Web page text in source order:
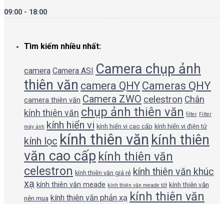
09:00 - 18:00
Tìm kiếm nhiều nhất:
camera Camera ASI
Camera chụp ảnh
thiên văn camera QHY Cameras QHY
camera thiên văn Camera ZWO celestron Chân
kính thiên văn chụp ảnh thiên văn filter Filter
máy ảnh kính hiển vi kính hiển vi cao cấp kính hiển vi điện tử
kính lọc kính thiên văn kính thiên
văn cao cấp kính thiên văn
celestron kính thiên văn giá rẻ kính thiên văn khúc
xạ kính thiên văn meade kính thiên văn meade tốt kính thiên văn
nên mua kính thiên văn phản xạ kính thiên văn